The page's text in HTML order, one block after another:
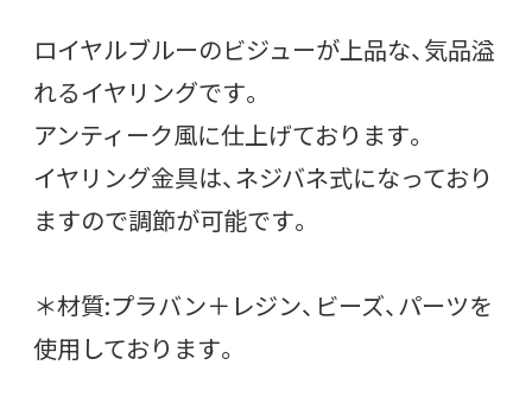
ロイヤルブルーのビジューが上品な、気品溢
れるイヤリングです。
アンティーク風に仕上げております。
イヤリング金具は、ネジバネ式になっており
ますので調節が可能です。
＊材質:プラバン＋レジン、ビーズ、パーツを
使用しております。